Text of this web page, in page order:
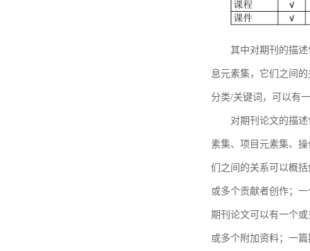
其中对期刊的描
息元素集，它们之间
分类/关键词，可以有
对期刊论文的描
素集、项目元素集、
们之间的关系可以概
或多个贡献者创作；
期刊论文可以有一个
或多个附加资料；一